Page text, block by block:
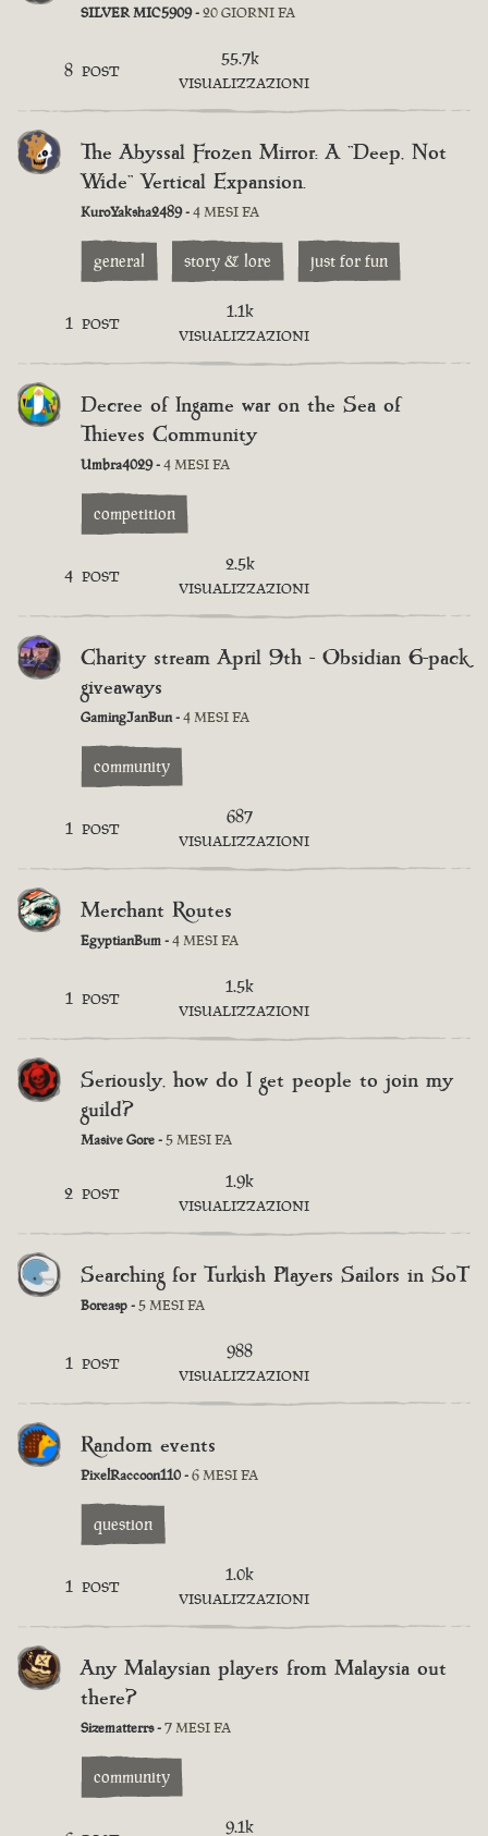
SILVER MIC5909 -20 GIORNI FA
8 POST
55.7k
VISUALIZZAZIONI
The Abyssal Frozen Mirror: A "Deep, Not
Wide" Vertical Expansion.
KuroYaksha2489 -4 MESI FA
general story & lore just for fun
1 POST
1.1k
VISUALIZZAZIONI
Decree of Ingame war on the Sea of
Thieves Community
Umbra4029 -4 MESI FA
competition
4 POST
2.5k
VISUALIZZAZIONI
Charity stream April 9th - Obsidian 6-pack
giveaways
GamingJanBun -4 MESI FA
community
1 POST
687
VISUALIZZAZIONI
Merchant Routes
EgyptianBum -4 MESI FA
1 POST
1.5k
VISUALIZZAZIONI
Seriously, how do I get people to join my
guild?
Masive Gore -5 MESI FA
2 POST
1.9k
VISUALIZZAZIONI
Searching for Turkish Players Sailors in SoT
Boreasp -5 MESI FA
1 POST
988
VISUALIZZAZIONI
Random events
PixelRaccoon110 -6 MESI FA
question
1 POST
1.0k
VISUALIZZAZIONI
Any Malaysian players from Malaysia out
there?
Sizematterrs -7 MESI FA
community
9.1k